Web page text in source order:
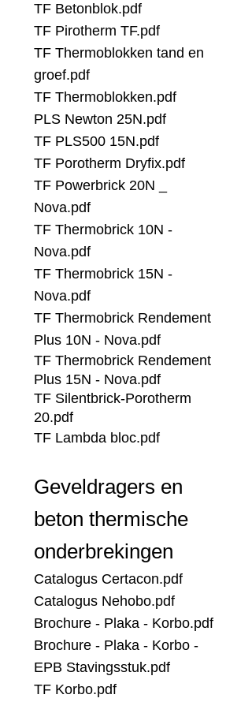
TF Betonblok.pdf
TF Pirotherm TF.pdf
TF Thermoblokken tand en
groef.pdf
TF Thermoblokken.pdf
PLS Newton 25N.pdf
TF PLS500 15N.pdf
TF Porotherm Dryfix.pdf
TF Powerbrick 20N _
Nova.pdf
TF Thermobrick 10N -
Nova.pdf
TF Thermobrick 15N -
Nova.pdf
TF Thermobrick Rendement
Plus 10N - Nova.pdf
TF Thermobrick Rendement
Plus 15N - Nova.pdf
TF Silentbrick-Porotherm
20.pdf
TF Lambda bloc.pdf
Geveldragers en
beton thermische
onderbrekingen
Catalogus Certacon.pdf
Catalogus Nehobo.pdf
Brochure - Plaka - Korbo.pdf
Brochure - Plaka - Korbo -
EPB Stavingsstuk.pdf
TF Korbo.pdf